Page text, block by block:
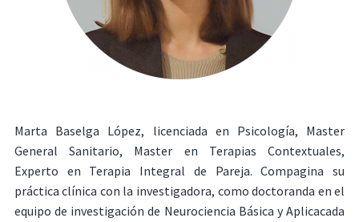
Marta Baselga López, licenciada en Psicología, Master
General Sanitario, Master en Terapias Contextuales,
Experto en Terapia Integral de Pareja. Compagina su
práctica clínica con la investigadora, como doctoranda en el
equipo de investigación de Neurociencia Básica y Aplicacada